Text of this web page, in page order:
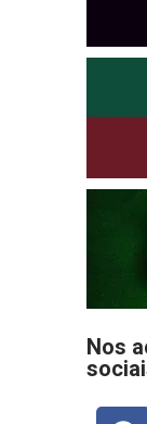
Nos